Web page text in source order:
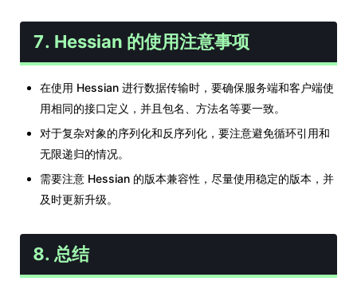
7. Hessian 的使用注意事项
在使用 Hessian 进行数据传输时，要确保服务端和客户端使
用相同的接口定义，并且包名、方法名等要一致。
对于复杂对象的序列化和反序列化，要注意避免循环引用和
无限递归的情况。
需要注意 Hessian 的版本兼容性，尽量使用稳定的版本，并
及时更新升级。
8. 总结